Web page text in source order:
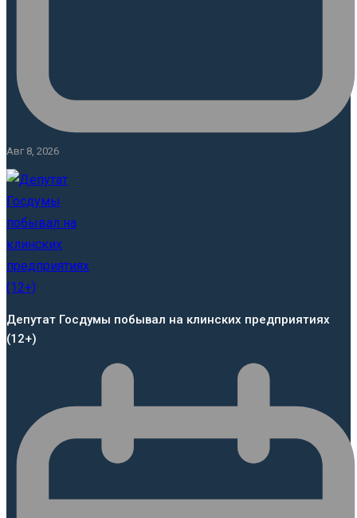
Авг 8, 2026
Депутат Госдумы побывал на клинских предприятиях
(12+)